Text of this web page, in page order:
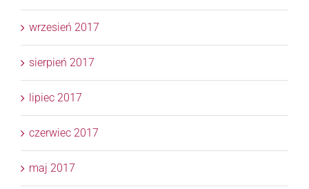
wrzesień 2017
sierpień 2017
lipiec 2017
czerwiec 2017
maj 2017